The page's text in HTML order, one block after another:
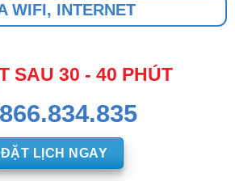
WIFI, INTERNET
SAU 30 - 40 PHÚT
ĐẶT LỊCH NGAY